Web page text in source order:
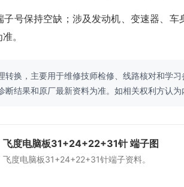
号保持空缺；涉及发动机、变速器、
。
转换，主要用于维修技师检修、线路核对和学
结果和原厂最新资料为准。如相关权利方认为
飞度电脑板31+24+22+31针 端子图
飞度电脑板31+24+22+31针端子资料。